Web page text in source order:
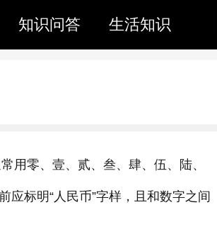
知识问答 生活知识
用零、壹、贰、叁、肆、伍、陆、
标明“人民币”字样，且和数字之间